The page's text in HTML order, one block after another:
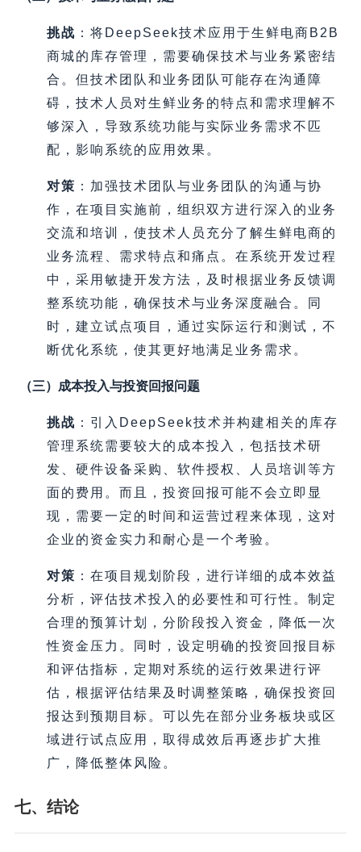
挑战 ：将DeepSeek技术应用于生鲜电商B2B
商城的库存管理，需要确保技术与业务紧密结
合。但技术团队和业务团队可能存在沟通障
碍，技术人员对生鲜业务的特点和需求理解不
够深入，导致系统功能与实际业务需求不匹
配，影响系统的应用效果。
对策 ：加强技术团队与业务团队的沟通与协
作，在项目实施前，组织双方进行深入的业务
交流和培训，使技术人员充分了解生鲜电商的
业务流程、需求特点和痛点。在系统开发过程
中，采用敏捷开发方法，及时根据业务反馈调
整系统功能，确保技术与业务深度融合。同
时，建立试点项目，通过实际运行和测试，不
断优化系统，使其更好地满足业务需求。
（三）成本投入与投资回报问题
挑战 ：引入DeepSeek技术并构建相关的库存
管理系统需要较大的成本投入，包括技术研
发、硬件设备采购、软件授权、人员培训等方
面的费用。而且，投资回报可能不会立即显
现，需要一定的时间和运营过程来体现，这对
企业的资金实力和耐心是一个考验。
对策 ：在项目规划阶段，进行详细的成本效益
分析，评估技术投入的必要性和可行性。制定
合理的预算计划，分阶段投入资金，降低一次
性资金压力。同时，设定明确的投资回报目标
和评估指标，定期对系统的运行效果进行评
估，根据评估结果及时调整策略，确保投资回
报达到预期目标。可以先在部分业务板块或区
域进行试点应用，取得成效后再逐步扩大推
广，降低整体风险。
七、结论